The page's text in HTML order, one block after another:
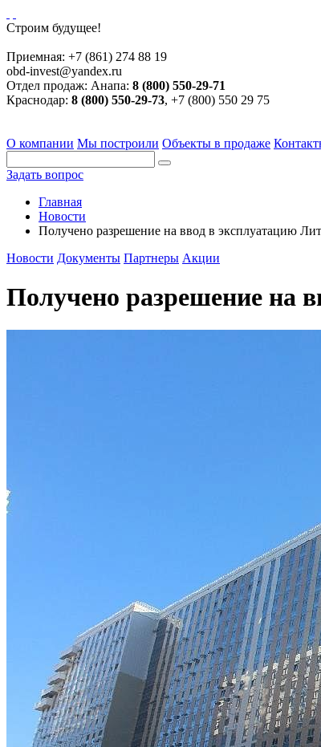
Строим будущее!
Приемная: +7 (861) 274 88 19
obd-invest@yandex.ru
Отдел продаж: Анапа: 8 (800) 550-29-71
Краснодар: 8 (800) 550-29-73, +7 (800) 550 29 75
О компании Мы построили Объекты в продаже
Задать вопрос
Главная
Новости
Получено разрешение на ввод в эксплуатацию
Новости Документы Партнеры Акции
Получено разрешение на